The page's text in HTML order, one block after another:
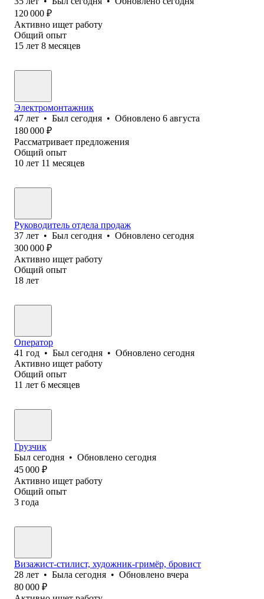
120 000 ₽
Активно ищет работу
Общий опыт
15 лет 8 месяцев
Электромонтажник
47 лет • Был сегодня • Обновлено 6 августа
180 000 ₽
Рассматривает предложения
Общий опыт
10 лет 11 месяцев
Руководитель отдела продаж
37 лет • Был сегодня • Обновлено сегодня
300 000 ₽
Активно ищет работу
Общий опыт
18 лет
Оператор
41 год • Был сегодня • Обновлено сегодня
Активно ищет работу
Общий опыт
11 лет 6 месяцев
Грузчик
Был сегодня • Обновлено сегодня
45 000 ₽
Активно ищет работу
Общий опыт
3 года
Визажист-стилист, художник-гримёр, бровист
28 лет • Была сегодня • Обновлено вчера
80 000 ₽